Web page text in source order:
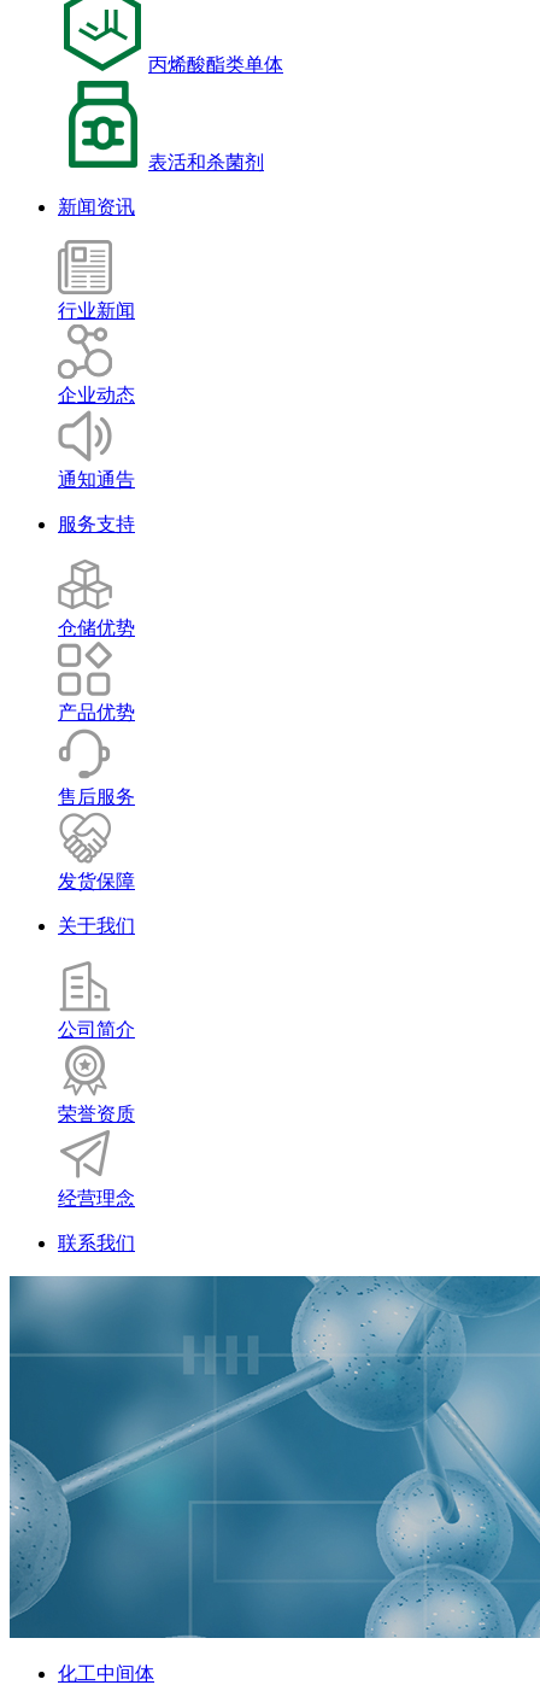
丙烯酸酯类单体
表活和杀菌剂
新闻资讯
行业新闻
企业动态
通知通告
服务支持
仓储优势
产品优势
售后服务
发货保障
关于我们
公司简介
荣誉资质
经营理念
联系我们
化工中间体